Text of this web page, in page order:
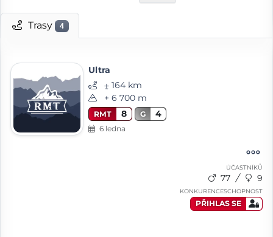
Trasy 4
Ultra
⨦ 164 km
+ 6 700 m
RMT 8 G 4
6 ledna
ÚČASTNÍKŮ
77 9
KONKURENCESCHOPNOST
PŘIHLAS SE